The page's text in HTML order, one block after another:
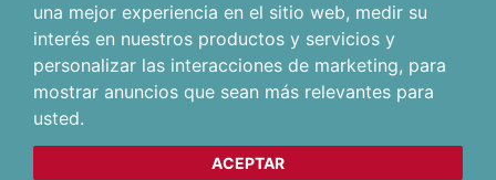
una mejor experiencia en el sitio web, medir su
interés en nuestros productos y servicios y
personalizar las interacciones de marketing, para
mostrar anuncios que sean más relevantes para
usted.
ACEPTAR